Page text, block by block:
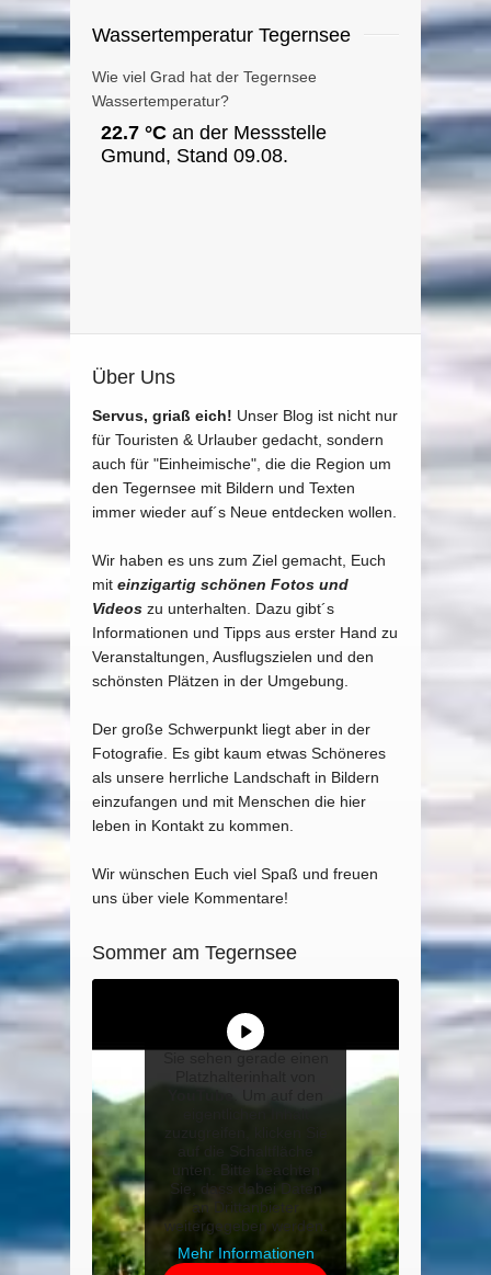
Wassertemperatur Tegernsee
Wie viel Grad hat der Tegernsee
Wassertemperatur?
Über Uns
Servus, griaß eich! Unser Blog ist nicht nur
für Touristen & Urlauber gedacht, sondern
auch für "Einheimische", die die Region um
den Tegernsee mit Bildern und Texten
immer wieder auf´s Neue entdecken wollen.
Wir haben es uns zum Ziel gemacht, Euch
mit einzigartig schönen Fotos und
Videos zu unterhalten. Dazu gibt´s
Informationen und Tipps aus erster Hand zu
Veranstaltungen, Ausflugszielen und den
schönsten Plätzen in der Umgebung.
Der große Schwerpunkt liegt aber in der
Fotografie. Es gibt kaum etwas Schöneres
als unsere herrliche Landschaft in Bildern
einzufangen und mit Menschen die hier
leben in Kontakt zu kommen.
Wir wünschen Euch viel Spaß und freuen
uns über viele Kommentare!
Sommer am Tegernsee
YouTube
unten. Bitte beachten
Sie, dass dabei Daten
an Drittanbieter
weitergegeben werden.
Mehr Informationen